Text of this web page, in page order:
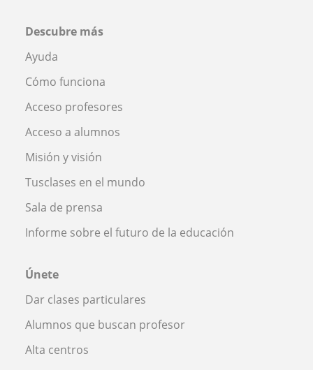
Descubre más
Ayuda
Cómo funciona
Acceso profesores
Acceso a alumnos
Misión y visión
Tusclases en el mundo
Sala de prensa
Informe sobre el futuro de la educación
Únete
Dar clases particulares
Alumnos que buscan profesor
Alta centros